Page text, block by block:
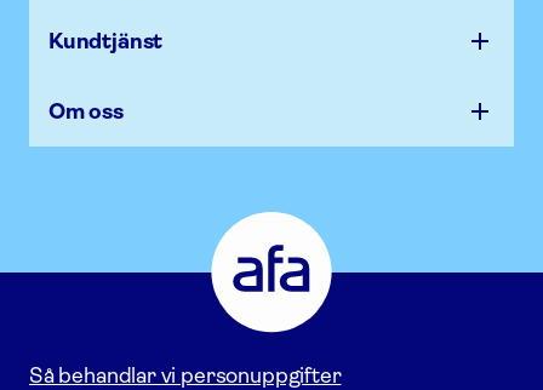
Kundtjänst
Om oss
Försäkring
Gå
till
startsidan
Så behandlar vi personuppgifter